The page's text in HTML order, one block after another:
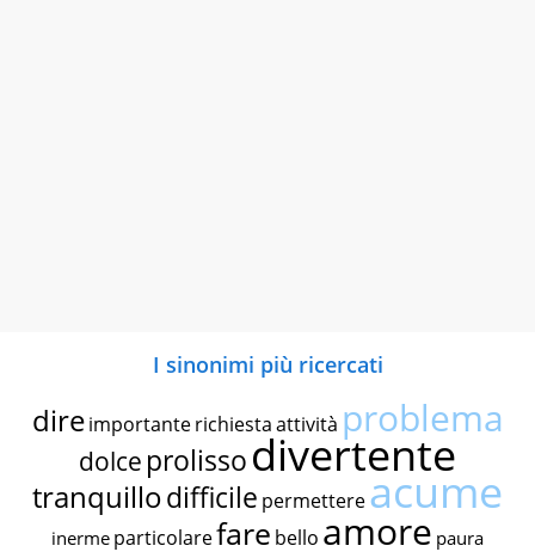
I sinonimi più ricercati
dire importante richiestaattività problema
dolce prolissodivertente
tranquillodifficile permettereacume
inerme particolarefare bello amore paura